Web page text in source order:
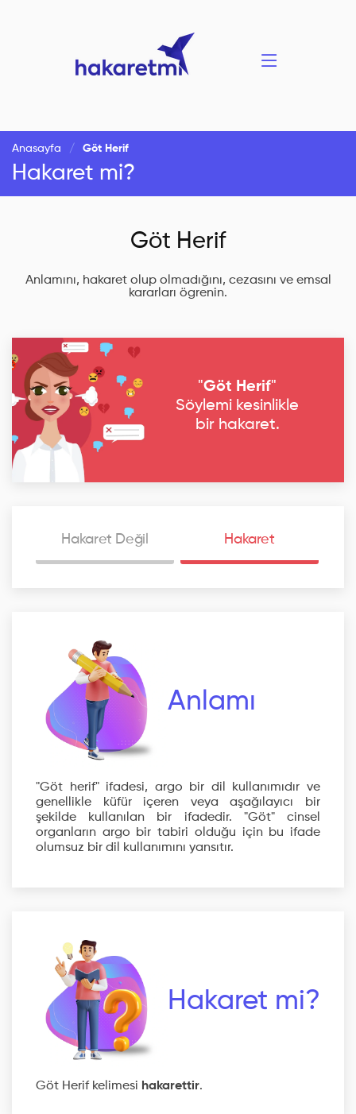
Anasayfa Göt Herif
Hakaret mi?
Göt Herif
Anlamını, hakaret olup olmadığını, cezasını ve emsal
kararları ögrenin.
"Göt Herif"
Söylemi kesinlikle
bir hakaret.
Hakaret Değil Hakaret
Anlamı
"Göt herif" ifadesi, argo bir dil kullanımıdır ve
genellikle küfür içeren veya aşağılayıcı bir
şekilde kullanılan bir ifadedir. "Göt" cinsel
organların argo bir tabiri olduğu için bu ifade
olumsuz bir dil kullanımını yansıtır.
Hakaret mi?
Göt Herif kelimesi hakarettir.